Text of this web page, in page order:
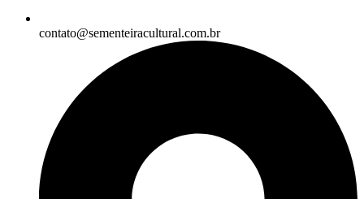
contato@sementeiracultural.com.br